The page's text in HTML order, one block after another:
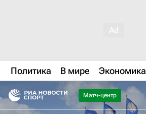
Политика В мире Экономика
Матч-центр